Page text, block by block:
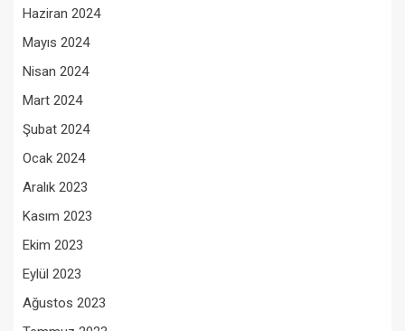
Haziran 2024
Mayıs 2024
Nisan 2024
Mart 2024
Şubat 2024
Ocak 2024
Aralık 2023
Kasım 2023
Ekim 2023
Eylül 2023
Ağustos 2023